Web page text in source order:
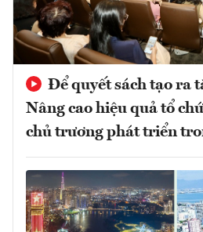
Để quyết sách tạo ra
Nâng cao hiệu quả tổ
chủ trương phát triển